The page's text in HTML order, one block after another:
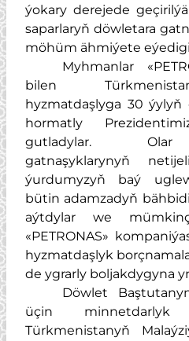
ýokary derejede
saparlaryň döwletara
möhüm ähmiýete
Myhmanlar
bilen
hyzmatdaşlyga 30
hormatly
gutladylar. Olar
gatnaşyklarynyň
ýurdumyzyň baý
bütin adamzadyň
aýtdylar we
«PETRONAS»
hyzmatdaşlyk
de ygrarly boljakdygyna
Döwlet
üçin
Türkmenistanyň